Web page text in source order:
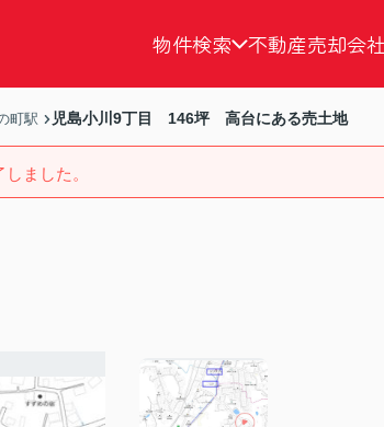
物件検索 不動産売却会
町駅 児島小川9丁目 146坪 高台にある売土地
ました。